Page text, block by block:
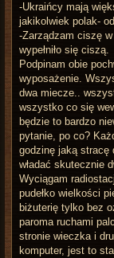
-Ukraińcy mają
jakikolwiek polak-
-Zarządzam ciszę
wypełniło się ciszą.
Podpinam obie
wyposażenie.
dwa miecze..
wszystko co się
będzie to bardzo
pytanie, po co?
godzinę jaką stracę
władać skutecznie
Wyciągam
pudełko wielkości
biżuterię tylko bez
paroma ruchami
stronie wieczka i
komputer, jest to